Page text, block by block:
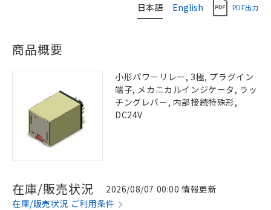
日本語 English PDF出力
商品概要
小形パワーリレー, 3極, プラグイン
端子, メカニカルインジケータ, ラッ
チングレバー, 内部接続特殊形,
DC24V
在庫/販売状況
2026/08/07 00:00 情報更新
在庫/販売状況 ご利用条件